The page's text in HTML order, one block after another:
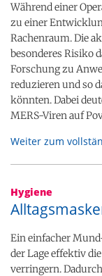
Während einer
zu einer
Rachenraum. Die
besonderes Risiko
Forschung zu
reduzieren und so
könnten. Dabei
MERS-Viren auf
Weiter zum
Hygiene
Ein einfacher
der Lage effektiv
verringern.